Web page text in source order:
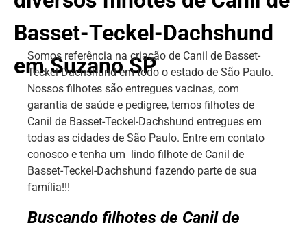
Basset-Teckel-Dachshund
em Suzano SP
Somos referência na criação de Canil de Basset-
Teckel-Dachshund em todo o estado de São Paulo.
Nossos filhotes são entregues vacinas, com
garantia de saúde e pedigree, temos filhotes de
Canil de Basset-Teckel-Dachshund entregues em
todas as cidades de São Paulo. Entre em contato
conosco e tenha um lindo filhote de Canil de
Basset-Teckel-Dachshund fazendo parte de sua
família!!!
Buscando filhotes de Canil de